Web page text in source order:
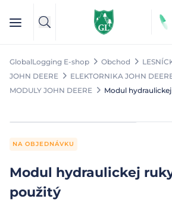
GlobalLogging E-shop Obchod
JOHN DEERE
ELEKTORNIKA JOHN
MODULY JOHN DEERE
Modul
NA OBJEDNÁVKU
Modul hydraulickej
použitý